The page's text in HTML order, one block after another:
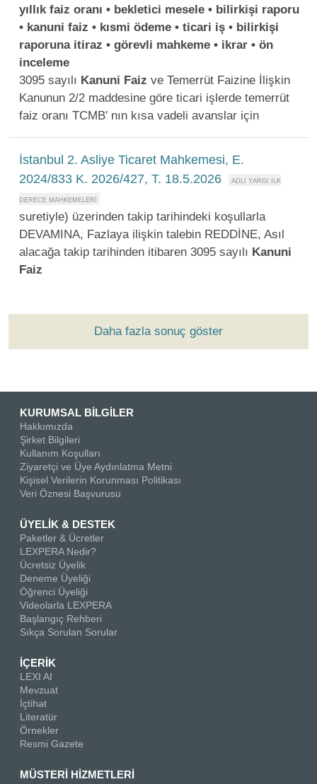
yıllık faiz oranı • bekletici mesele • bilirkişi raporu
• kanuni faiz • kısmi ödeme • ticari iş • bilirkişi
raporuna itiraz • görevli mahkeme • ikrar • ön
inceleme
3095 sayılı Kanuni Faiz ve Temerrüt Faizine İlişkin
Kanunun 2/2 maddesine göre ticari işlerde temerrüt
faiz oranı TCMB' nın kısa vadeli avanslar için
İstanbul 2. Asliye Ticaret Mahkemesi, E.
2024/833 K. 2026/427, T. 18.5.2026
suretiyle) üzerinden takip tarihindeki koşullarla
DEVAMINA, Fazlaya ilişkin talebin REDDİNE, Asıl
alacağa takip tarihinden itibaren 3095 sayılı Kanuni
Faiz
Daha fazla sonuç göster
KURUMSAL BİLGİLER
Hakkımızda
Şirket Bilgileri
Kullanım Koşulları
Ziyaretçi ve Üye Aydınlatma Metni
Kişisel Verilerin Korunması Politikası
Veri Öznesi Başvurusu
ÜYELİK & DESTEK
Paketler & Ücretler
LEXPERA Nedir?
Ücretsiz Üyelik
Deneme Üyeliği
Öğrenci Üyeliği
Videolarla LEXPERA
Başlangıç Rehberi
Sıkça Sorulan Sorular
İÇERİK
LEXI AI
Mevzuat
İçtihat
Literatür
Örnekler
Resmi Gazete
MÜSTERİ HİZMETLERİ